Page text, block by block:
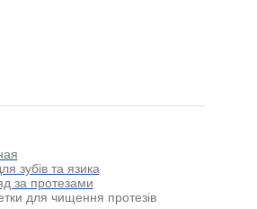
зубів та язика
за протезами
для чищення протезів